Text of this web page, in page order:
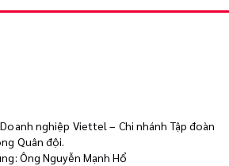
nghiệp Viettel – Chi nhánh Tập đoàn
Quân đội.
Ông Nguyễn Mạnh Hổ